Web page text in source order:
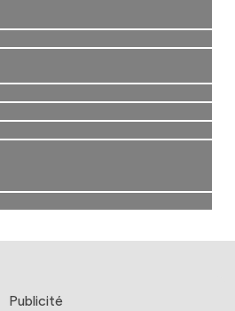
Publicité